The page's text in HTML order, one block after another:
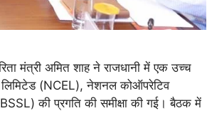
मंत्री अमित शाह ने राजधानी में एक उच्च
लिमिटेड (NCEL), नेशनल कोऑपरेटिव
की प्रगति की समीक्षा की गई। बैठक में